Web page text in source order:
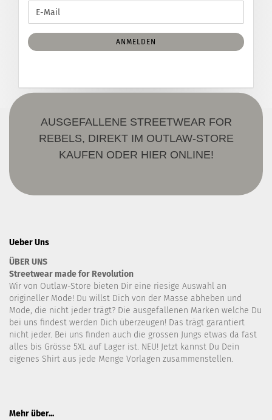
ZUR
ANMELDUNG
E-
Mail
ANMELDEN
AUSGEFALLENE STREETWEAR FOR
REBELS, DIREKT IM OUTLAW-STORE
KAUFEN ODER HIER ONLINE!
Ueber Uns
ÜBER UNS
Streetwear made for Revolution
Wir von Outlaw-Store bieten Dir eine riesige Auswahl an
origineller Mode! Du willst Dich von der Masse abheben und
Mode, die nicht jeder trägt? Die ausgefallenen Marken welche Du
bei uns findest werden Dich überzeugen! Das trägt garantiert
nicht jeder. Bei uns finden auch die grossen Jungs etwas da fast
alles bis Grösse 5XL auf Lager ist. NEU! Jetzt kannst Du Dein
eigenes Shirt aus jede Menge Vorlagen zusammenstellen.
Mehr über...